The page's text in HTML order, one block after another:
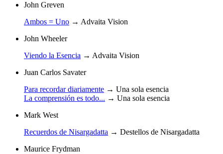
John Greven
Ambos = Uno → Advaita Vision
John Wheeler
Viendo la Esencia → Advaita Vision
Juan Carlos Savater
Para recordar diariamente → Una sola esencia
La comprensión es todo... → Una sola esencia
Mark West
Recuerdos de Nisargadatta → Destellos de Nisargadatta
Maurice Frydman